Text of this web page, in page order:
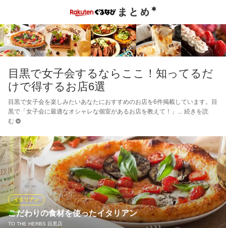
目黒で女子会するならここ！知ってるだ
けで得するお店6選
目黒で女子会を楽しみたいあなたにおすすめのお店を6件掲載しています。目
黒で「女子会に最適なオシャレな個室があるお店を教えて！」
続きを読
む
こだわりの食材を使ったイタリアン
TO THE HERBS 目黒店
イタリアン